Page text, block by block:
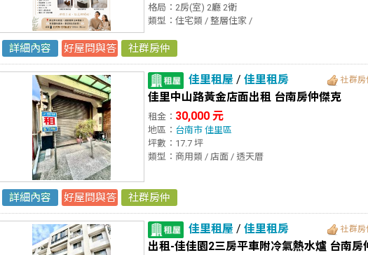
格局：2房(室) 2廳 2衛
類型：住宅類 / 整層住家 /
詳細內容 好屋問與答 社群房仲
佳里租屋 / 佳里租房 社群房
佳里中山路黃金店面出租 台南房仲傑克
租金： 30,000 元
地區： 台南市 佳里區
坪數：17.7 坪
類型：商用類 / 店面 / 透天厝
詳細內容 好屋問與答 社群房仲
佳里租屋 / 佳里租房 社群房
出租-佳佳園2三房平車附冷氣熱水爐 台南房